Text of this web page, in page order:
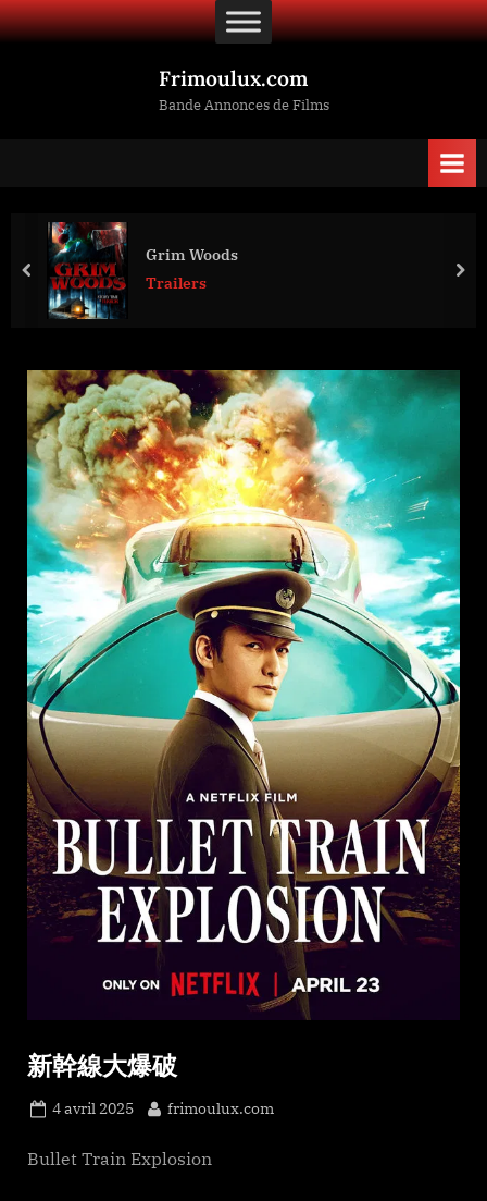
Skip
to
Frimoulux.com
Bande Annonces de Films
Grim Woods
Trailers
prev
新幹線大爆破
Posted
4 avril 2025 By
frimoulux.com
Bullet Train Explosion